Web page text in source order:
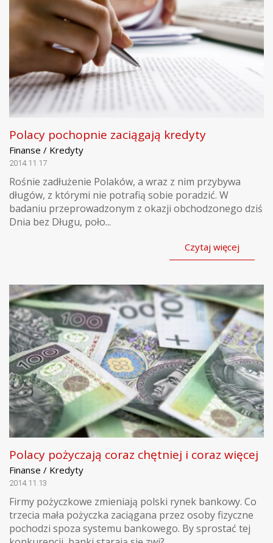
Polacy pochopnie zaciągają kredyty
Finanse / Kredyty
2014.11.17
Rośnie zadłużenie Polaków, a wraz z nim przybywa
długów, z którymi nie potrafią sobie poradzić. W
badaniu przeprowadzonym z okazji obchodzonego dziś
Dnia bez Długu, poło...
Czytaj więcej
Polacy pożyczają coraz chętniej i coraz więcej
Finanse / Kredyty
2014.11.13
Firmy pożyczkowe zmieniają polski rynek bankowy. Co
trzecia mała pożyczka zaciągana przez osoby fizyczne
pochodzi spoza systemu bankowego. By sprostać tej